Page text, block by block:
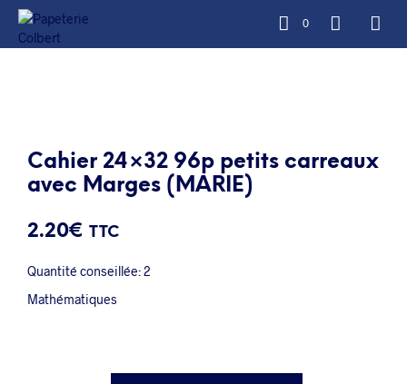
0
Cahier 24×32 96p petits carreaux
avec Marges (MARIE)
2.20€ TTC
Quantité conseillée: 2
Mathématiques